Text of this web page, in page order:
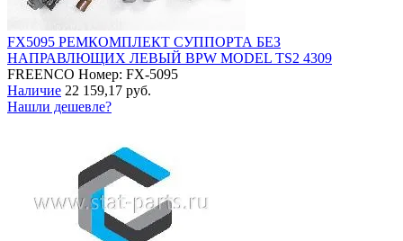
FX5095 РЕМКОМПЛЕКТ СУППОРТА БЕЗ
НАПРАВЛЮЩИХ ЛЕВЫЙ BPW MODEL TS2 4309
FREENCO Номер: FX-5095
Наличие 22 159,17 руб.
Нашли дешевле?